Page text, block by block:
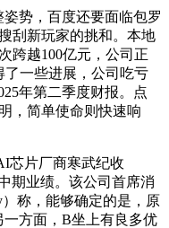
势，百度还要面临包罗
刮新玩家的挑和。本地
跨越100亿元，公司正
一些进展，公司吃亏
年第二季度财报。点
，简单使命则快速响
片厂商寒武纪收
期业绩。该公司首席消
）称，能够确定的是，原
方面，B坐上有良多优